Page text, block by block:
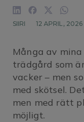
SIIRI 12 APRIL, 2026
Många av
trädgård som
vacker – men
med skötsel.
men med rätt
möjligt.